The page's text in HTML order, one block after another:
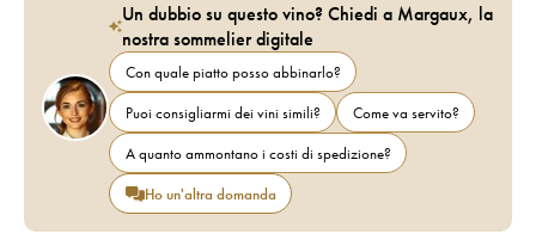
Un dubbio su questo vino? Chiedi a Margaux, la
nostra sommelier digitale
Con quale piatto posso abbinarlo?
Puoi consigliarmi dei vini simili?
Come va servito?
A quanto ammontano i costi di spedizione?
Ho un'altra domanda